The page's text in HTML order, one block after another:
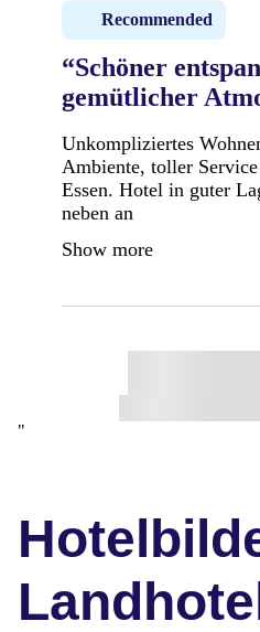
Recommended
“Schöner
gemütlicher
Unkompliziertes
Ambiente, toller
Essen. Hotel in guter
neben an
Show more
"